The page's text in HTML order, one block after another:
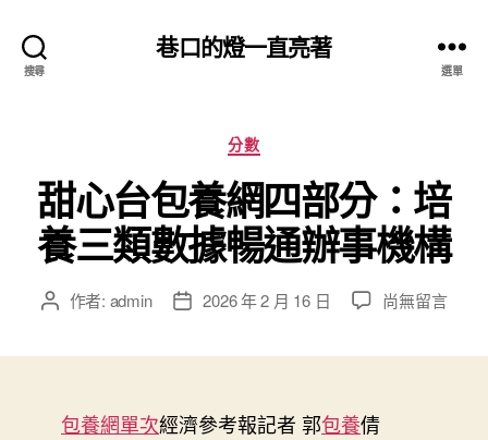
搜尋
巷口的燈一直亮著
選單
分
類
分數
甜心台包養網四部分：培
養三類數據暢通辦事機構
文 作者: admin
文
期
2026 年 2 月 16 日
在
尚無留言
包養網單次經濟參考報記者 郭包養倩